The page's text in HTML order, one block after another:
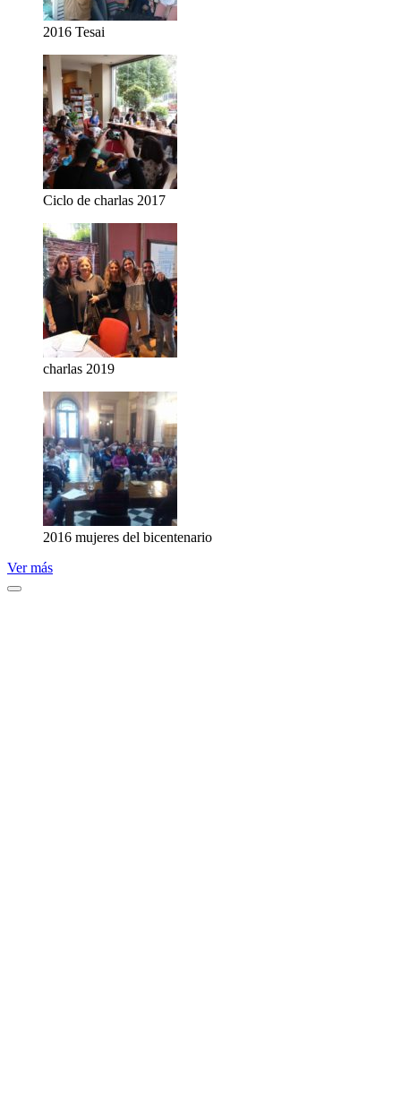
2016 Tesai
Ciclo de charlas 2017
charlas 2019
2016 mujeres del bicentenario
Ver más